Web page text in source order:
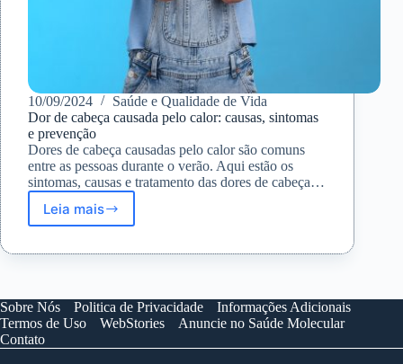
10/09/2024
Saúde e Qualidade de Vida
Dor de cabeça causada pelo calor: causas, sintomas
e prevenção
Dores de cabeça causadas pelo calor são comuns
entre as pessoas durante o verão. Aqui estão os
sintomas, causas e tratamento das dores de cabeça…
Leia mais
Dor
cabeça
calor:
causas,
e
Sobre Nós Politica de Privacidade
Informações Adicionais
Termos de Uso
WebStories
Anuncie no Saúde Molecular
Contato